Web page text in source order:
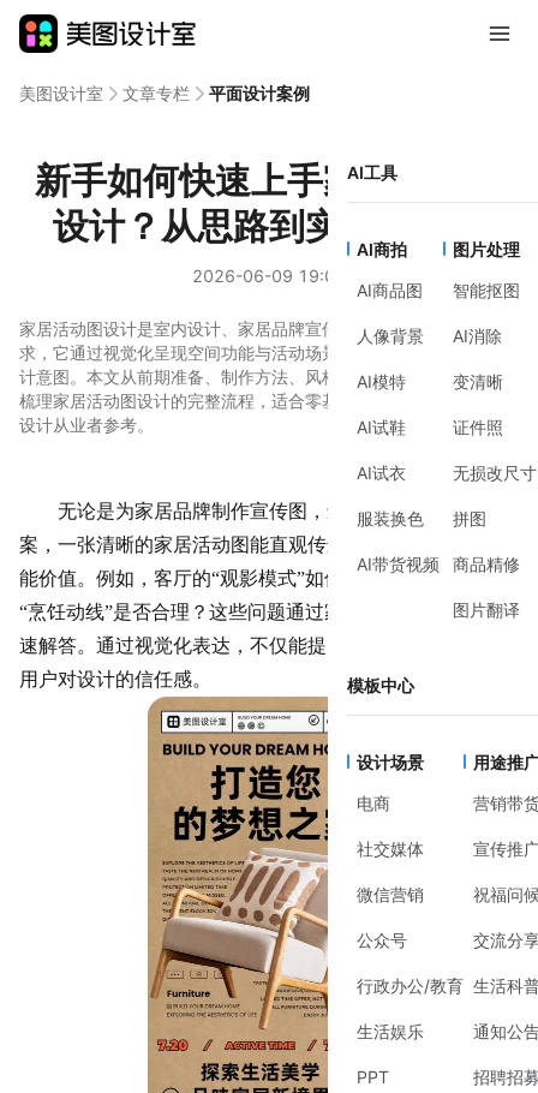
AI工具
AI商拍
AI商品图
人像背景
AI模特
AI试鞋
AI试衣
服装换色
AI带货视频
图片处理
智能抠图
AI消除
变清晰
证件照
无损改尺寸
拼图
商品精修
图片翻译
模板中心
设计场景
电商
社交媒体
微信营销
公众号
行政办公/教育
生活娱乐
PPT
用途推
营销带
宣传推
祝福问
交流分
生活科
通知公
招聘招
美图设计室 文章专栏 平面设计案例
新手如何快速上手家居活动图
设计？从思路到实操全解析
2026-06-09 19:01
家居活动图设计是室内设计、家居品牌宣传或日常分享中常见的需
求，它通过视觉化呈现空间功能与活动场景，帮助用户快速理解设
计意图。本文从前期准备、制作方法、风格建议到工具辅助，系统
梳理家居活动图设计的完整流程，适合零基础用户或需提升效率的
设计从业者参考。
无论是为家居品牌制作宣传图，还是向客户展示设计方
案 ，一张清晰的家居活动图能直观传递空间的使用场景与功
能价值。例如，客厅的“观影模式”如何布局家具？厨房的
“烹饪动线”是否合理？这些问题通过家居活动图设计可以快
速解答。通过视觉化表达，不仅能提升沟通效率，还能增强
用户对设计的信任感。